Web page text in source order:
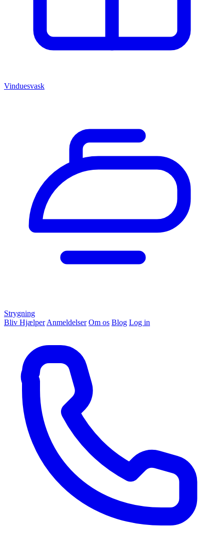
Vinduesvask
Strygning
Bliv Hjælper Anmeldelser Om os Blog Log in